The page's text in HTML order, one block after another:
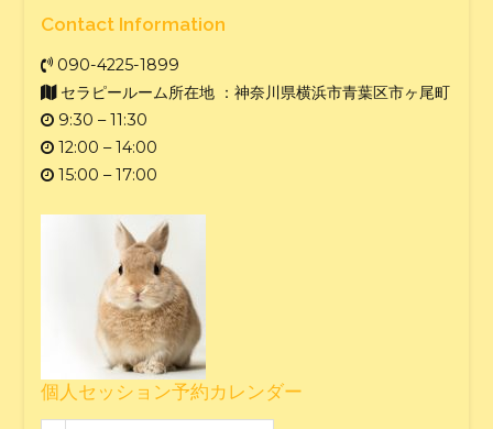
Contact Information
090-4225-1899
セラピールーム所在地 ：神奈川県横浜市青葉区市ヶ尾町
9:30 – 11:30
12:00 – 14:00
15:00 – 17:00
個人セッション予約カレンダー